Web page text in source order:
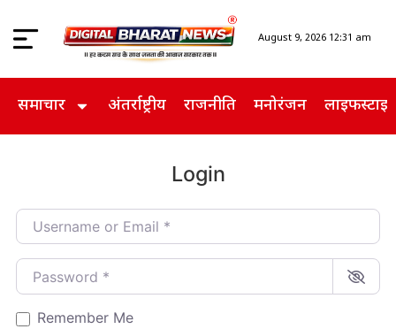
August 9, 2026 12:31 am
समाचार अंतर्राष्ट्रीय राजनीति मनोरंजन
Login
Username or Email*
Password*
Remember Me